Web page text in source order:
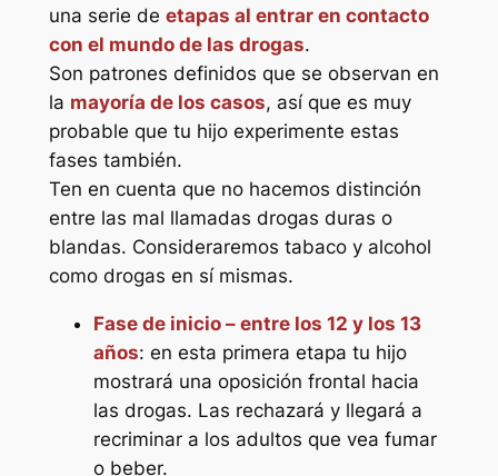
una serie de etapas al entrar en contacto
con el mundo de las drogas.
Son patrones definidos que se observan en
la mayoría de los casos, así que es muy
probable que tu hijo experimente estas
fases también.
Ten en cuenta que no hacemos distinción
entre las mal llamadas drogas duras o
blandas. Consideraremos tabaco y alcohol
como drogas en sí mismas.
Fase de inicio – entre los 12 y los 13
años: en esta primera etapa tu hijo
mostrará una oposición frontal hacia
las drogas. Las rechazará y llegará a
recriminar a los adultos que vea fumar
o beber.